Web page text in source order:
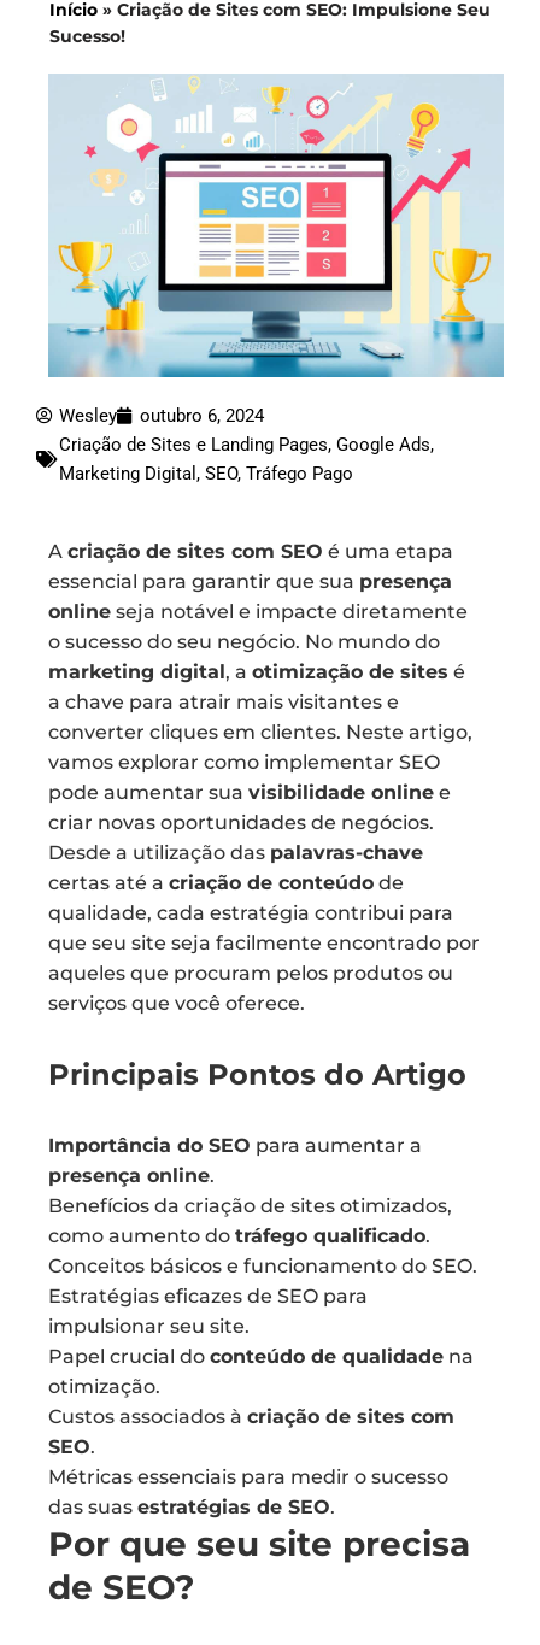
Início » Criação de Sites com SEO: Impulsione Seu
Sucesso!
Wesley
outubro 6, 2024
Criação de Sites e Landing Pages, Google Ads,
Marketing Digital , SEO, Tráfego Pago
A criação de sites com SEO é uma etapa
essencial para garantir que sua presença
online seja notável e impacte diretamente
o sucesso do seu negócio. No mundo do
marketing digital, a otimização de sites é
a chave para atrair mais visitantes e
converter cliques em clientes. Neste artigo,
vamos explorar como implementar SEO
pode aumentar sua visibilidade online e
criar novas oportunidades de negócios.
Desde a utilização das palavras-chave
certas até a criação de conteúdo de
qualidade, cada estratégia contribui para
que seu site seja facilmente encontrado por
aqueles que procuram pelos produtos ou
serviços que você oferece.
Principais Pontos do Artigo
Importância do SEO para aumentar a
presença online.
Benefícios da criação de sites otimizados,
como aumento do tráfego qualificado.
Conceitos básicos e funcionamento do SEO.
Estratégias eficazes de SEO para
impulsionar seu site.
Papel crucial do conteúdo de qualidade na
otimização.
Custos associados à criação de sites com
SEO.
Métricas essenciais para medir o sucesso
das suas estratégias de SEO.
Por que seu site precisa
de SEO?